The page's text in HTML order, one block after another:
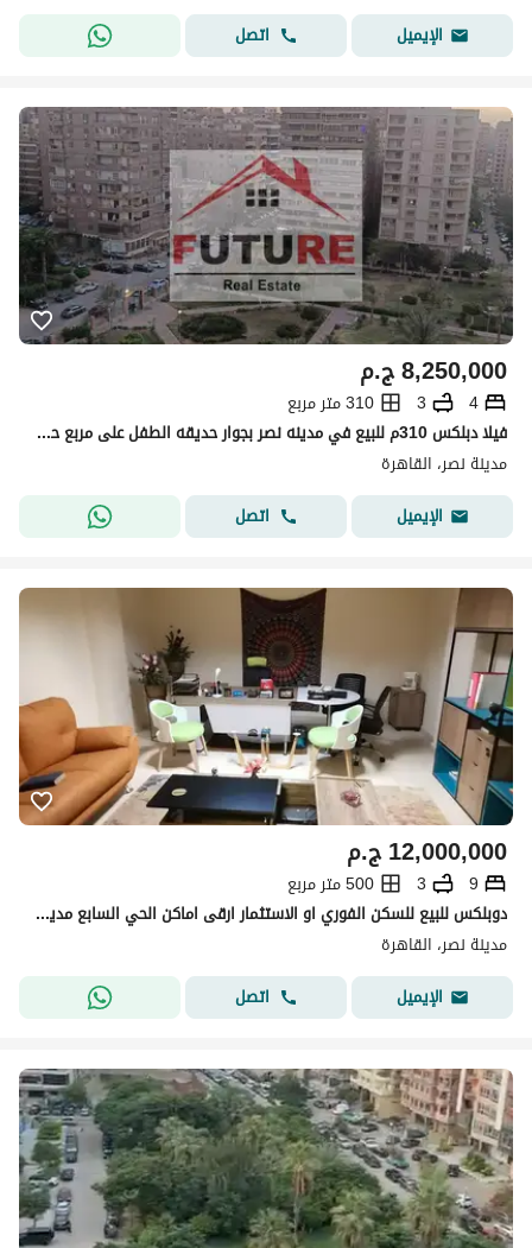
الإيميل
اتصل
ج.م8,250,000
4
3
310 متر مربع
فيلا دبلكس 310م للبيع في مدينه نصر بجوار حديقه الطفل على مربع حديقه كبيره
مدينة نصر، القاهرة
الإيميل
اتصل
ج.م12,000,000
9
3
500 متر مربع
دوبلكس للبيع للسكن الفوري او الاستثمار ارقى اماكن الحي السابع مدينة نصر
مدينة نصر، القاهرة
الإيميل
اتصل